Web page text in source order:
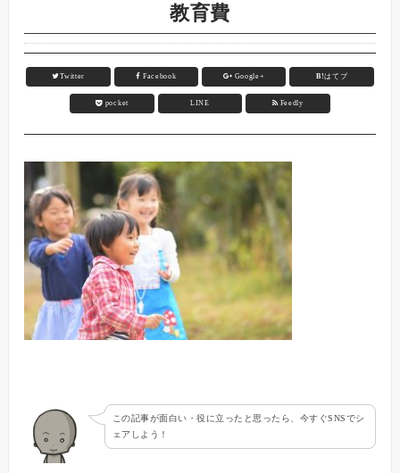
教育費
Twitter Facebook Google+ B!はてブ
pocket LINE Feedly
この記事が面白い・役に立ったと思ったら、今すぐSNSでシ
ェアしよう！